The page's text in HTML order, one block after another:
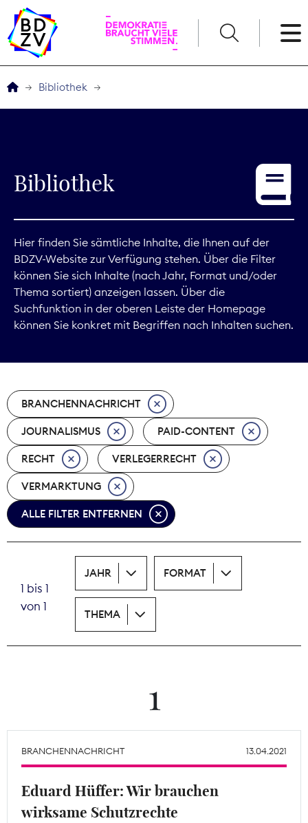
Service
Digitales
Kommunikation
Marktdaten
Nachhaltigkeit
Nachwuchs
Nova Award
Pressefreiheit
Print
Recht
Tarifpolitik
Theodor-Wolff-Preis
Mitgliederbereich
Bibliothek
Bibliothek
Hier finden Sie sämtliche Inhalte, die Ihnen auf der
BDZV-Website zur Verfügung stehen. Über die Filter
können Sie sich Inhalte (nach Jahr, Format und/oder
Thema sortiert) anzeigen lassen. Über die
Suchfunktion in der oberen Leiste der Homepage
können Sie konkret mit Begriffen nach Inhalten suchen.
BRANCHENNACHRICHT
JOURNALISMUS PAID-CONTENT
RECHT VERLEGERRECHT
VERMARKTUNG
ALLE FILTER ENTFERNEN
1 bis 1
von 1
JAHR FORMAT
THEMA
1
BRANCHENNACHRICHT 13.04.2021
Eduard Hüffer: Wir brauchen
wirksame Schutzrechte